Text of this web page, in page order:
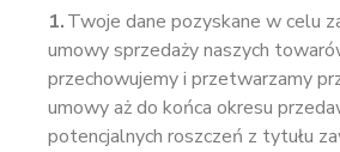
1.Twoje dane pozyskane w celu
umowy sprzedaży naszych
przechowujemy i przetwarzamy
umowy aż do końca okresu
potencjalnych roszczeń z tytułu